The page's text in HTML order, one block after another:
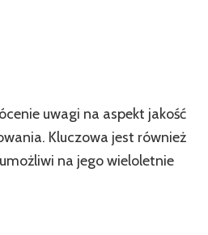
uwagi na aspekt jakość
Kluczowa jest również
na jego wieloletnie